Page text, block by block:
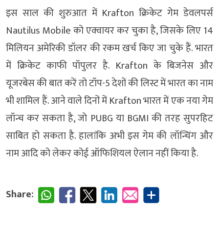
इस साल की शुरुआत में Krafton क्रिकेट गेम डेवलपर्स
Nautilus Mobile को एक्वायर कर चुका है, जिसके लिए 14
मिलियन अमेरिकी डॉलर की रकम खर्च किए जा चुके हैं. भारत
में क्रिकेट काफी पॉपुलर है. Krafton के बिजनेस और
यूजरबेस की बात करें तो टॉप-5 देशों की लिस्ट में भारत का नाम
भी शामिल हैं. आने वाले दिनों में Krafton भारत में एक नया गेम
लॉन्च कर सकता है, जो PUBG या BGMI की तरह सुपरहिट
साबित हो सकता है. हालांकि अभी इस गेम की लॉन्चिंग और
नाम आदि को लेकर कोई ऑफिशियल ऐलान नहीं किया है.
Share: